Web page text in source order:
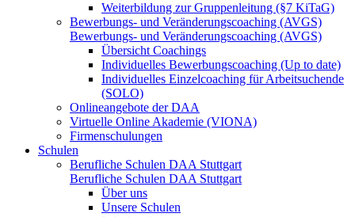
Weiterbildung zur Gruppenleitung (§7 KiTaG)
Bewerbungs- und Veränderungscoaching (AVGS)
Bewerbungs- und Veränderungscoaching (AVGS)
Übersicht Coachings
Individuelles Bewerbungscoaching (Up to date)
Individuelles Einzelcoaching für Arbeitsuchende
(SOLO)
Onlineangebote der DAA
Virtuelle Online Akademie (VIONA)
Firmenschulungen
Schulen
Berufliche Schulen DAA Stuttgart
Berufliche Schulen DAA Stuttgart
Über uns
Unsere Schulen